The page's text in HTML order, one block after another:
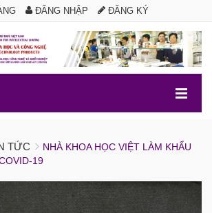
ĐĂNG NHẬP ĐĂNG KÝ
.
TỨC
NHÀ KHOA HỌC VIỆT LÀM KHẨU
19